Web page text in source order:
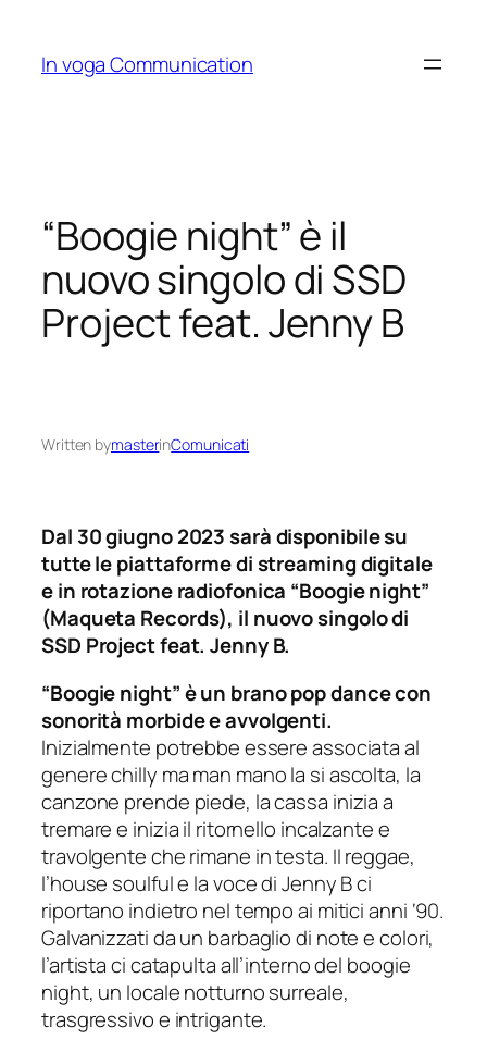
content
In voga Communication
“Boogie night” è il
nuovo singolo di SSD
Project feat. Jenny B
Written bymasterinComunicati
Dal 30 giugno 2023 sarà disponibile su
tutte le piattaforme di streaming digitale
e in rotazione radiofonica “Boogie night”
(Maqueta Records), il nuovo singolo di
SSD Project feat. Jenny B.
“Boogie night” è un brano pop dance con
sonorità morbide e avvolgenti.
Inizialmente potrebbe essere associata al
genere chilly ma man mano la si ascolta, la
canzone prende piede, la cassa inizia a
tremare e inizia il ritornello incalzante e
travolgente che rimane in testa. Il reggae,
l’house soulful e la voce di Jenny B ci
riportano indietro nel tempo ai mitici anni ‘90.
Galvanizzati da un barbaglio di note e colori,
l’artista ci catapulta all’interno del boogie
night, un locale notturno surreale,
trasgressivo e intrigante.